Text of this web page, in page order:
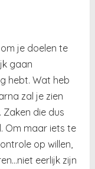
je doelen te
gaan
hebt. Wat heb
zal je zien
die dus
Om maar iets te
op willen,
eerlijk zijn